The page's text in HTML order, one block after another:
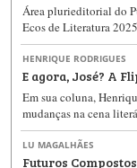
Área plurieditorial do
Ecos de Literatura 2025
HENRIQUE RODRIGUES
E agora, José? A
Em sua coluna,
mudanças na cena
LU MAGALHÃES
Futuros